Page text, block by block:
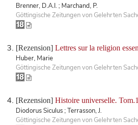
Brenner, D.A.I. ; Marchand, P.
Göttingische Zeitungen von Gelehrten
[Rezension] Lettres sur la religion
Huber, Marie
Göttingische Zeitungen von Gelehrten
[Rezension] Histoire universelle.
Diodorus Siculus ; Terrasson, J.
Göttingische Zeitungen von Gelehrten